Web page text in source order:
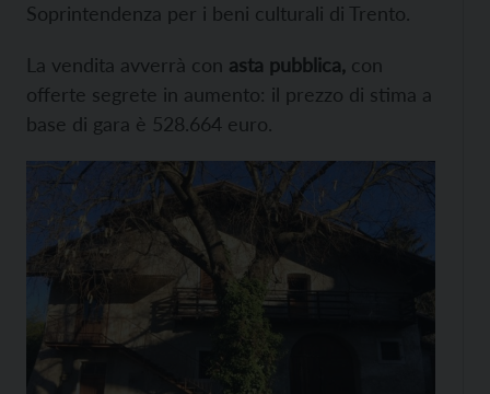
Soprintendenza per i beni culturali di Trento.
La vendita avverrà con asta pubblica, con
offerte segrete in aumento: il prezzo di stima a
base di gara è 528.664 euro.